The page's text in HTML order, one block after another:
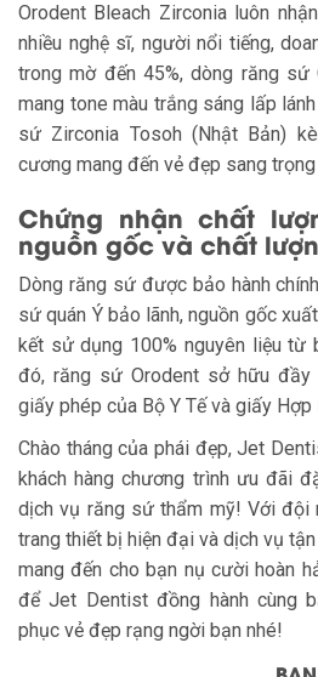
Orodent Bleach Zirconia luôn
nhiều nghệ sĩ, người nổi tiếng,
trong mờ đến 45%, dòng răng sứ
mang tone màu trắng sáng lấp
sứ Zirconia Tosoh (Nhật Bản)
cương mang đến vẻ đẹp sang trọng
Chứng nhận chất
nguồn gốc và chất
Dòng răng sứ được bảo hành
sứ quán Ý bảo lãnh, nguồn gốc
kết sử dụng 100% nguyên liệu từ
đó, răng sứ Orodent sở hữu đầy
giấy phép của Bộ Y Tế và giấy Hợp
Chào tháng của phái đẹp, Jet
khách hàng chương trình ưu đãi
dịch vụ răng sứ thẩm mỹ! Với đội
trang thiết bị hiện đại và dịch vụ
mang đến cho bạn nụ cười hoàn
để Jet Dentist đồng hành cùng
phục vẻ đẹp rạng ngời bạn nhé!